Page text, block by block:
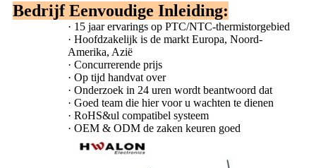
Bedrijf Eenvoudige Inleiding:
· 15 jaar ervarings op PTC/NTC-thermistorgebied
· Hoofdzakelijk is de markt Europa, Noord-
Amerika, Azië
· Concurrerende prijs
· Op tijd handvat over
· Onderzoek in 24 uren wordt beantwoord dat
· Goed team die hier voor u wachten te dienen
· RoHS&ul compatibel systeem
· OEM & ODM de zaken keuren goed